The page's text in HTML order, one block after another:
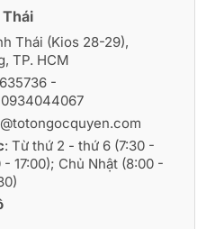
Thái
Thái (Kios 28-29),
TP. HCM
-
0934044067
: Từ thứ 2 - thứ 6 (7:30 -
- 17:00); Chủ Nhật (8:00 -